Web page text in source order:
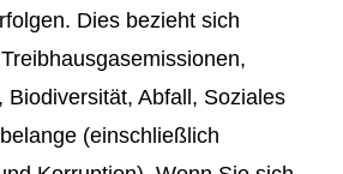
Dies bezieht sich
Biodiversität, Abfall, Soziales
(einschließlich